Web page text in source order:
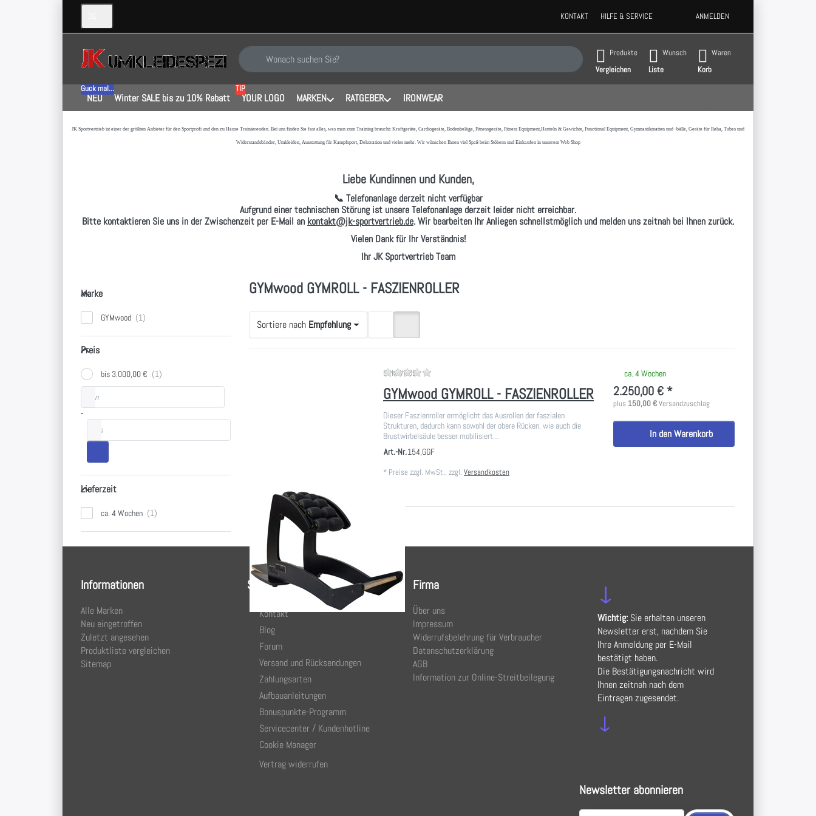
KONTAKT HILFE & SERVICE ANMELDEN
Geben Sie einen Suchbegriff ein. Während Sie tippen, erscheinen automatisch erste Ergebnisse. Drücken Sie die Eingabetaste, um alle Ergebnisse aufzurufen.
Produkte
Vergleichen
Wunsch
Liste
Waren
Korb
NEU
Guck mal...
Winter SALE bis zu 10% Rabatt YOUR LOGO
TIP
MARKEN RATGEBER IRONWEAR
JK Sportvertrieb ist einer der größten Anbieter für den Sportprofi und den zu Hause Trainierenden. Bei uns finden Sie fast alles, was man zum Training braucht: Kraftgeräte, Cardiogeräte, Bodenbeläge, Fitnessgeräte, Fitness Equipment,Hanteln & Gewichte, Functional Equipment, Gymnastikmatten und -bälle, Geräte für Reha, Tubes und
Widerstandsbänder, Umkleiden, Ausstattung für Kampfsport, Dekoration und vieles mehr. Wir wünschen Ihnen viel Spaß beim Stöbern und Einkaufen in unserem Web Shop
Liebe Kundinnen und Kunden,
📞 Telefonanlage derzeit nicht verfügbar
Aufgrund einer technischen Störung ist unsere Telefonanlage derzeit leider nicht erreichbar.
Bitte kontaktieren Sie uns in der Zwischenzeit per E-Mail an kontakt@jk-sportvertrieb.de. Wir bearbeiten Ihr Anliegen schnellstmöglich und melden uns zeitnah bei Ihnen zurück.
Vielen Dank für Ihr Verständnis!
Ihr JK Sportvertrieb Team
Marke
Marke
GYMwood
Preis
Preis
bis 3.000,00 €
Preisspanne
-
Lieferzeit
Lieferzeit
ca. 4 Wochen
GYMwood GYMROLL - FASZIENROLLER
Sortiere nach Empfehlung
GYMWOOD Zu diesem Produkt liegen noch keine Bewertungen vor.
GYMwood GYMROLL - FASZIENROLLER
Dieser Faszienroller ermöglicht das Ausrollen der faszialen
Strukturen, dadurch kann sowohl der obere Rücken, wie auch die
Brustwirbelsäule besser mobilisiert…
Art.-Nr.154,GGF
* Preise zzgl. MwSt., zzgl. Versandkosten
ca. 4 Wochen
2.250,00 € *
plus 150,00 €Versandzuschlag
In den Warenkorb
Informationen
Alle Marken
Neu eingetroffen
Zuletzt angesehen
Produktliste vergleichen
Sitemap
Service
Kontakt
Blog
Forum
Versand und Rücksendungen
Zahlungsarten
Aufbauanleitungen
Bonuspunkte-Programm
Servicecenter / Kundenhotline
Cookie Manager
Vertrag widerrufen
Firma
Über uns
Impressum
Widerrufsbelehrung für Verbraucher
Datenschutzerklärung
AGB
Information zur Online-Streitbeilegung
↓
Wichtig:Sie erhalten unseren
Newsletter erst, nachdem Sie
Ihre Anmeldung per E-Mail
bestätigt haben.
Die Bestätigungsnachricht wird
Ihnen zeitnah nach dem
Eintragen zugesendet.
↓
Newsletter abonnieren